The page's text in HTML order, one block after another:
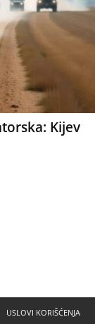
Kijev
USLOVI KORIŠĆENJA